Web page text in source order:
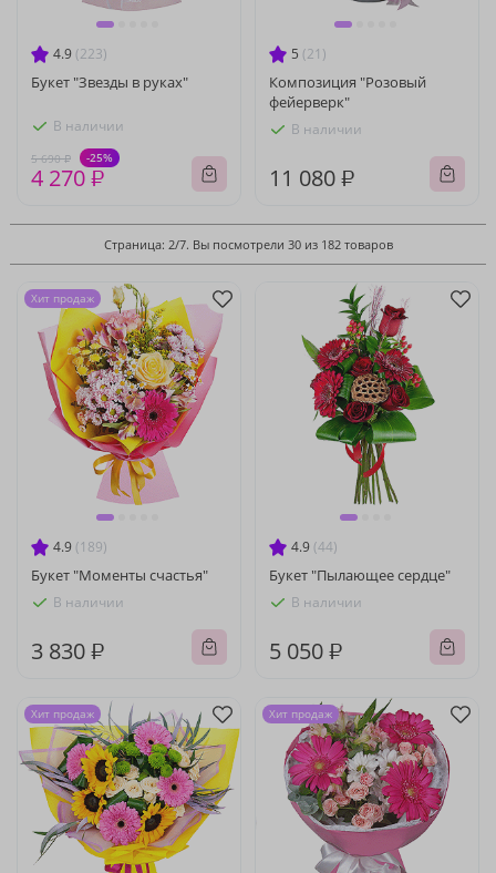
4.9 (223)
Букет "Звезды в руках"
В наличии
5 690 ₽ -25%
4 270 ₽
5 (21)
Композиция "Розовый
фейерверк"
В наличии
11 080 ₽
Страница: 2/7. Вы посмотрели 30 из 182 товаров
4.9 (189)
Букет "Моменты счастья"
В наличии
3 830 ₽
Хит продаж
4.9 (44)
Букет "Пылающее сердце"
В наличии
5 050 ₽
Хит продаж Хит продаж